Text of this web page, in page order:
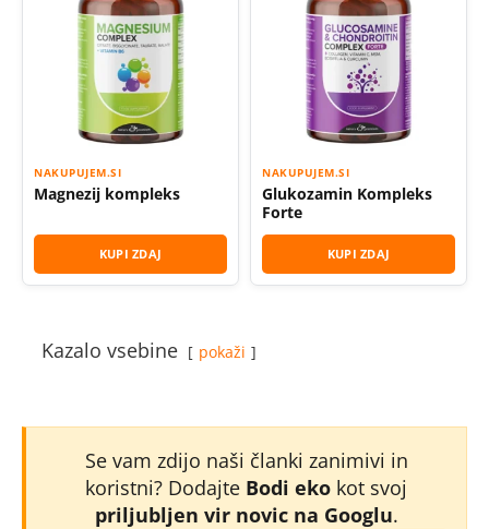
NAKUPUJEM.SI
Magnezij kompleks
KUPI ZDAJ
NAKUPUJEM.SI
Glukozamin Kompleks
Forte
KUPI ZDAJ
Kazalo vsebine pokaži
Se vam zdijo naši članki zanimivi in
koristni? Dodajte Bodi eko kot svoj
priljubljen vir novic na Googlu.